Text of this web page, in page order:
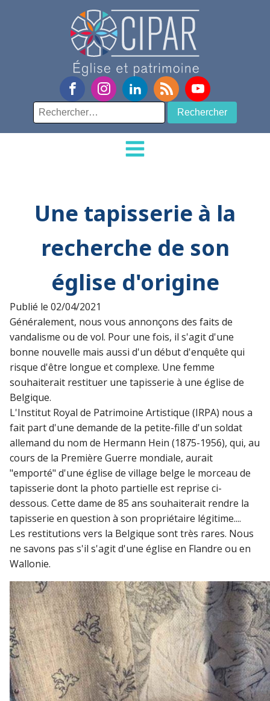
Rechercher :
Une tapisserie à la
recherche de son
église d'origine
Publié le 02/04/2021
Généralement, nous vous annonçons des faits de
vandalisme ou de vol. Pour une fois, il s'agit d'une
bonne nouvelle mais aussi d'un début d'enquête qui
risque d'être longue et complexe. Une femme
souhaiterait restituer une tapisserie à une église de
Belgique.
L'Institut Royal de Patrimoine Artistique (IRPA) nous a
fait part d'une demande de la petite-fille d'un soldat
allemand du nom de Hermann Hein (1875-1956), qui, au
cours de la Première Guerre mondiale, aurait
"emporté" d'une église de village belge le morceau de
tapisserie dont la photo partielle est reprise ci-
dessous. Cette dame de 85 ans souhaiterait rendre la
tapisserie en question à son propriétaire légitime....
Les restitutions vers la Belgique sont très rares. Nous
ne savons pas s'il s'agit d'une église en Flandre ou en
Wallonie.